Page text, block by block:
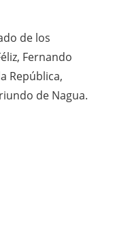
de los
Fernando
República,
de Nagua.